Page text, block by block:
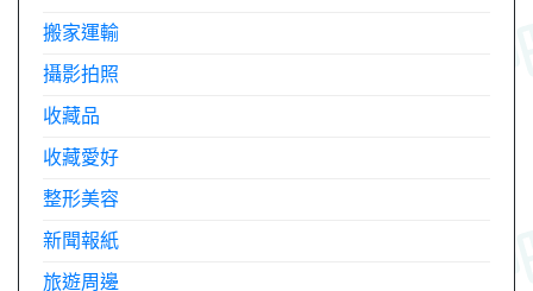
搬家運輸
攝影拍照
收藏品
收藏愛好
整形美容
新聞報紙
旅遊周邊